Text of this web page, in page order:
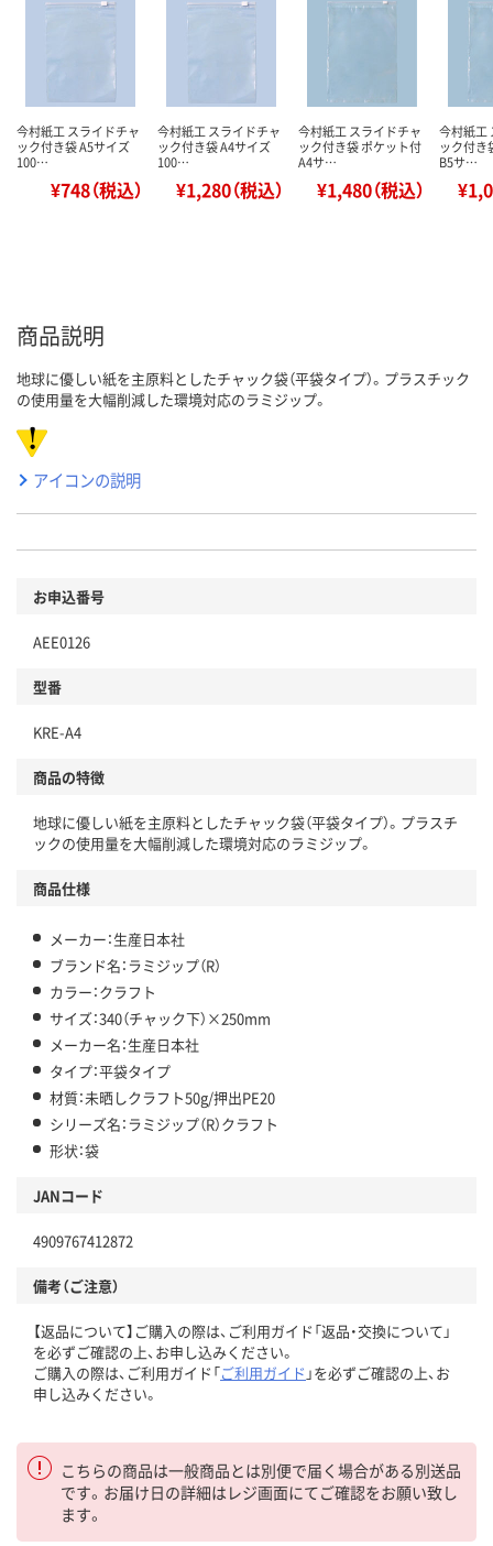
今村紙工 スライドチャ
ック付き袋 A5サイズ
100…
¥748（税込）
今村紙工 スライドチャ
ック付き袋 A4サイズ
100…
¥1,280（税込）
今村紙工 スライドチャ
ック付き袋 ポケット付
A4サ…
¥1,480（税込）
今村紙工
ック付き
B5サ…
商品説明
地球に優しい紙を主原料としたチャック袋（平袋タイプ）。プラスチック
の使用量を大幅削減した環境対応のラミジップ。
アイコンの説明
お申込番号
AEE0126
型番
KRE-A4
商品の特徴
地球に優しい紙を主原料としたチャック袋（平袋タイプ）。プラスチ
ックの使用量を大幅削減した環境対応のラミジップ。
商品仕様
メーカー：生産日本社
ブランド名：ラミジップ（R）
カラー：クラフト
サイズ：340（チャック下）×250mm
メーカー名：生産日本社
タイプ：平袋タイプ
材質：未晒しクラフト50g/押出PE20
シリーズ名：ラミジップ（R）クラフト
形状：袋
JANコード
4909767412872
備考（ご注意）
【返品について】ご購入の際は、ご利用ガイド「返品・交換について」
を必ずご確認の上、お申し込みください。
ご購入の際は、ご利用ガイド「ご利用ガイド 」を必ずご確認の上、お
申し込みください。
こちらの商品は一般商品とは別便で届く場合がある別送品
です。お届け日の詳細はレジ画面にてご確認をお願い致し
ます。